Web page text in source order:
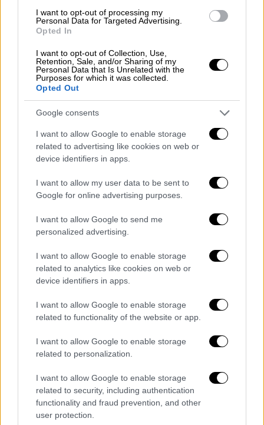
I want to opt-out of processing my
Personal Data for Targeted Advertising.
Opted In
I want to opt-out of Collection, Use,
Retention, Sale, and/or Sharing of my
Personal Data that Is Unrelated with the
Purposes for which it was collected.
Opted Out
Google consents
I want to allow Google to enable storage
related to advertising like cookies on web or
device identifiers in apps.
I want to allow my user data to be sent to
Google for online advertising purposes.
I want to allow Google to send me
personalized advertising.
I want to allow Google to enable storage
related to analytics like cookies on web or
device identifiers in apps.
I want to allow Google to enable storage
related to functionality of the website or app.
I want to allow Google to enable storage
related to personalization.
I want to allow Google to enable storage
related to security, including authentication
functionality and fraud prevention, and other
user protection.
Το πιο σοκαριστικό ήταν οι αποκαλύψεις για
τους συνεχείς βιασμούς, που όπως
καταγγέλλει, υπέμεινε μέσα στο κελί του
από την «κλίκα» των πέντε.
Η μητέρα του 17χρονου ζητά την
παραδειγματική τιμωρία των ατόμων που
κακοποίησαν τον γιο της, ενώ εξαπολύει
«πυρά» και σε εκείνους που δεν τον
προστάτευσαν ως όφειλαν, ηθικά και
θεσμικά. Και ο ανήλικος όμως
τιμωρηθούνγια όσα έκαναν σε εκείνον αλλά
και σε άλλα παιδιά.
Τι λέει ο δικηγόρος της οικογένειας
της οικογένειας, Γιώργος
Κοκοσάλης, παρακολουθεί στενά την πορεία
της προανάκρισης, εκφράζοντας τη
λογοδοτήσουν στη δικαιοσύνη. «Γίναμε
αποδέκτες άλλης μίας υπόθεσηςπαιδικής
κακοποίησηςμε την έννοια τηςσεξουαλικής
που ασκήθηκε πάνω σε αυτό το παιδί
στα πλαίσια ενός ελεγχόμενου φορέα, όπως
είναι το ειδικό κατάστημα κράτησης των
συγκεκριμένων νέων όπου για κάποιο
συγκεκριμένο χρονικό διάστημα